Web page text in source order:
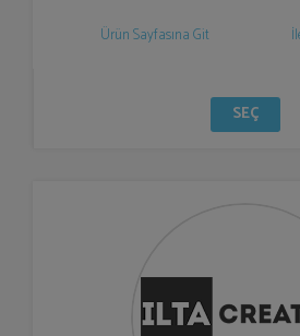
Ürün Sayfasına Git
SEÇ